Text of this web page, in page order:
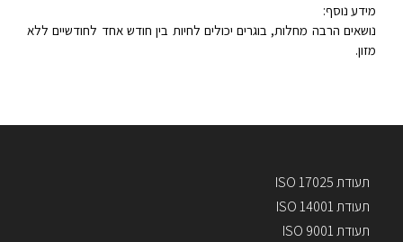
מידע נוסף:
נושאים הרבה מחלות, בוגרים יכולים לחיות בין חודש אחד לחודשיים ללא
מזון.
תעודת ISO 17025
תעודת ISO 14001
תעודת ISO 9001